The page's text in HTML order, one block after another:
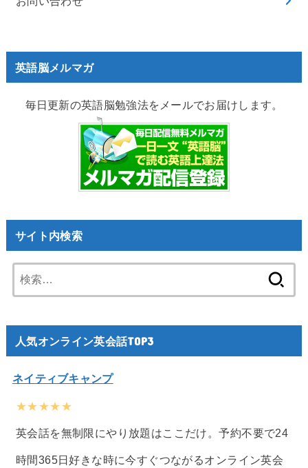
英語脳メルマガ
毎日更新の英語脳勉強法をメールでお届けします。
サイト内検索
索:
人気オンライン英会話TOP3
ネイティブキャンプ
★★★★★
英会話を無制限にやり放題はここだけ。予約不要で24
時間365日好きな時に今すぐつながるオンライン英会